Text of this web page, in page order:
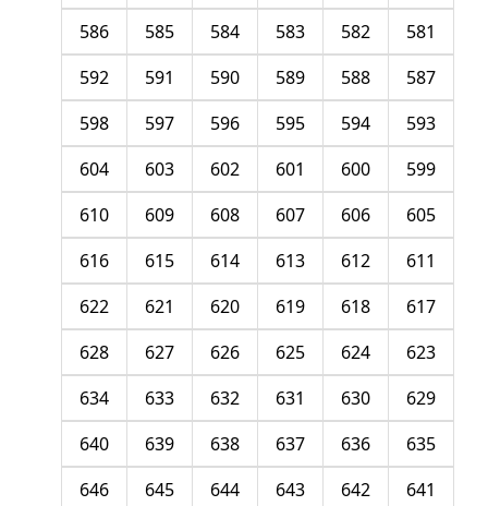
581
582
583
584
585
586
587
588
589
590
591
592
593
594
595
596
597
598
599
600
601
602
603
604
605
606
607
608
609
610
611
612
613
614
615
616
617
618
619
620
621
622
623
624
625
626
627
628
629
630
631
632
633
634
635
636
637
638
639
640
641
642
643
644
645
646